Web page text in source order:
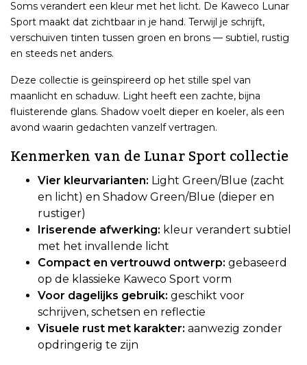
Soms verandert een kleur met het licht. De Kaweco Lunar
Sport maakt dat zichtbaar in je hand. Terwijl je schrijft,
verschuiven tinten tussen groen en brons — subtiel, rustig
en steeds net anders.
Deze collectie is geïnspireerd op het stille spel van
maanlicht en schaduw. Light heeft een zachte, bijna
fluisterende glans. Shadow voelt dieper en koeler, als een
avond waarin gedachten vanzelf vertragen.
Kenmerken van de Lunar Sport collectie
Vier kleurvarianten: Light Green/Blue (zacht
en licht) en Shadow Green/Blue (dieper en
rustiger)
Iriserende afwerking: kleur verandert subtiel
met het invallende licht
Compact en vertrouwd ontwerp: gebaseerd
op de klassieke Kaweco Sport vorm
Voor dagelijks gebruik: geschikt voor
schrijven, schetsen en reflectie
Visuele rust met karakter: aanwezig zonder
opdringerig te zijn